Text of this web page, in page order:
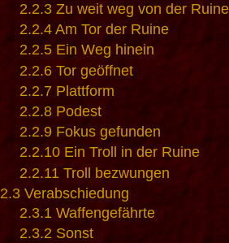
2.2.3 Zu weit weg von der Ruine
2.2.4 Am Tor der Ruine
2.2.5 Ein Weg hinein
2.2.6 Tor geöffnet
2.2.7 Plattform
2.2.8 Podest
2.2.9 Fokus gefunden
2.2.10 Ein Troll in der Ruine
2.2.11 Troll bezwungen
2.3 Verabschiedung
2.3.1 Waffengefährte
2.3.2 Sonst